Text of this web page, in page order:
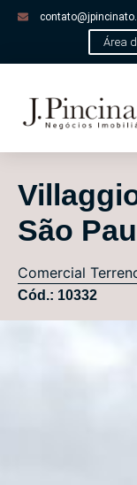
Área
São
Comercial
Cód.: 10332